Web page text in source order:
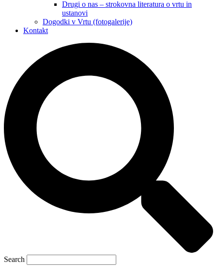
Drugi o nas – strokovna literatura o vrtu in
ustanovi
Dogodki v Vrtu (fotogalerije)
Kontakt
Search